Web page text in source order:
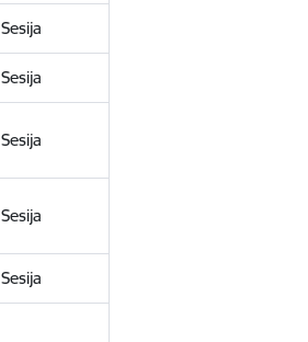
Sesija
Sesija
Sesija
Sesija
Sesija